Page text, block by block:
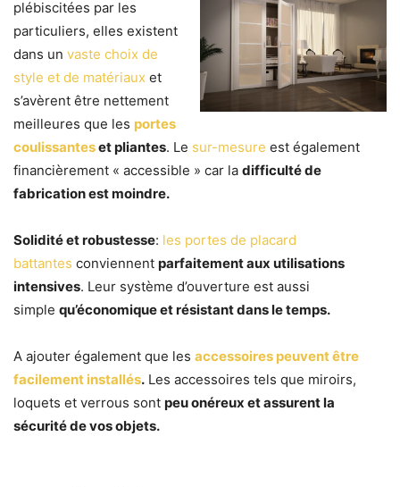
plébiscitées par les
particuliers, elles existent
dans un vaste choix de
style et de matériaux et
s’avèrent être nettement
meilleures que les portes
coulissanteset pliantes. Le sur-mesure est également
financièrement « accessible » car la difficulté de
fabrication est moindre.
Solidité et robustesse: les portes de placard
battantes conviennent parfaitement aux utilisations
intensives. Leur système d’ouverture est aussi
simple qu’économique et résistant dans le temps.
A ajouter également que les accessoires peuvent être
facilement installés. Les accessoires tels que miroirs,
loquets et verrous sont peu onéreux et assurent la
sécurité de vos objets.